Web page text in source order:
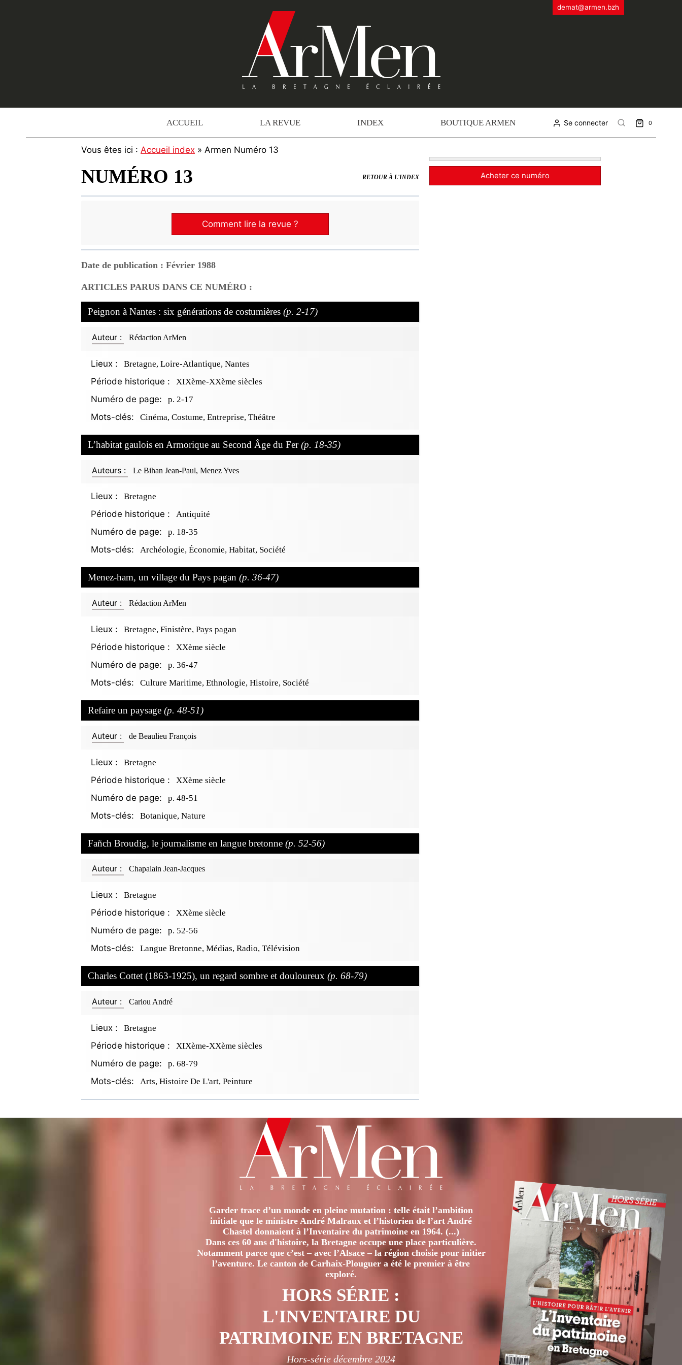
demat@armen.bzh
ACCUEIL LA REVUE INDEX BOUTIQUE ARMEN Se connecter 0
Vous êtes ici : Accueil index » Armen Numéro 13
NUMÉRO 13 RETOUR À L'INDEX
Comment lire la revue ?
Date de publication : Février 1988
ARTICLES PARUS DANS CE NUMÉRO :
Peignon à Nantes : six générations de costumières (p. 2-17)
Auteur : Rédaction ArMen
Lieux : Bretagne, Loire-Atlantique, Nantes
Période historique : XIXème-XXème siècles
Numéro de page: p. 2-17
Mots-clés: Cinéma, Costume, Entreprise, Théâtre
L’habitat gaulois en Armorique au Second Âge du Fer(p. 18-35)
Auteurs : Le Bihan Jean-Paul, Menez Yves
Lieux : Bretagne
Période historique : Antiquité
Numéro de page: p. 18-35
Mots-clés: Archéologie, Économie, Habitat, Société
Menez-ham, un village du Pays pagan (p. 36-47)
Auteur : Rédaction ArMen
Lieux : Bretagne, Finistère, Pays pagan
Période historique : XXème siècle
Numéro de page: p. 36-47
Mots-clés: Culture Maritime, Ethnologie, Histoire, Société
Refaire un paysage (p. 48-51)
Auteur : de Beaulieu François
Lieux : Bretagne
Période historique : XXème siècle
Numéro de page: p. 48-51
Mots-clés: Botanique, Nature
Fañch Broudig, le journalisme en langue bretonne (p. 52-56)
Auteur : Chapalain Jean-Jacques
Lieux : Bretagne
Période historique : XXème siècle
Numéro de page: p. 52-56
Mots-clés: Langue Bretonne, Médias, Radio, Télévision
Charles Cottet (1863-1925), un regard sombre et douloureux (p. 68-79)
Auteur : Cariou André
Lieux : Bretagne
Période historique : XIXème-XXème siècles
Numéro de page: p. 68-79
Mots-clés: Arts, Histoire De L'art, Peinture
Acheter ce numéro
Garder trace d’un monde en pleine mutation : telle était l’ambition
initiale que le ministre André Malraux et l’historien de l’art André
Chastel donnaient à l’Inventaire du patrimoine en 1964. (...)
Dans ces 60 ans d'histoire, la Bretagne occupe une place particulière.
Notamment parce que c’est – avec l’Alsace – la région choisie pour initier
l’aventure. Le canton de Carhaix-Plouguer a été le premier à être
exploré.
HORS SÉRIE :
L'INVENTAIRE DU
PATRIMOINE EN BRETAGNE
Hors-série décembre 2024